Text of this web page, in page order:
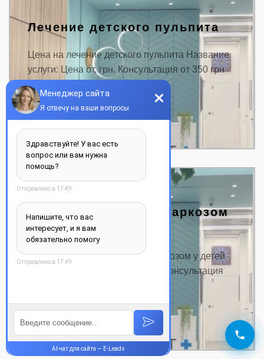
Лечение детского пульпита
Цена на лечение детского пульпита Название
услуги: Цена от, грн. Консультация от 350 грн
Лечение…
ДЕТАЛЬНЕЕ
Лечение зубов под наркозом
у детей
Цена на лечение зубов под наркозом у детей
Название услуги: Цена от, грн. Консультация
ДЕТАЛЬНЕЕ